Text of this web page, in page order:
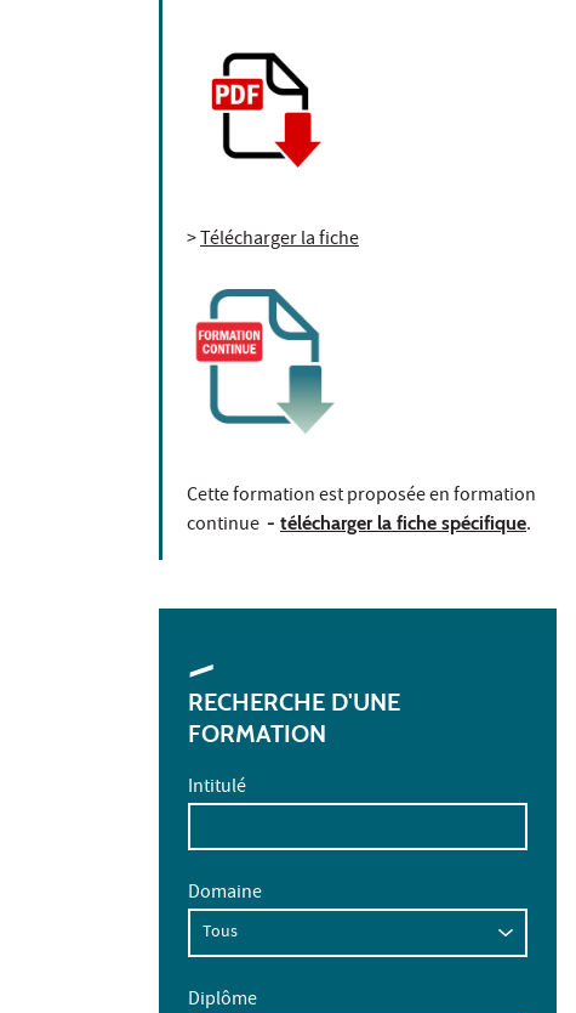
>Télécharger la fiche
Cette formation est proposée en formation
continue - télécharger la fiche spécifique.
RECHERCHE D'UNE
FORMATION
Intitulé
Domaine
Diplôme